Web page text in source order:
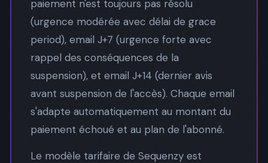
paiement n'est toujours pas résolu
(urgence modérée avec délai de grace
period), email J+7 (urgence forte avec
rappel des conséquences de la
suspension), et email J+14 (dernier avis
avant suspension de l'accès). Chaque email
s'adapte automatiquement au montant du
paiement échoué et au plan de l'abonné.
Le modèle tarifaire de Sequenzy est